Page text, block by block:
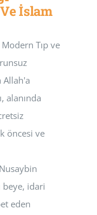
İslam
Tıp ve
Allah'a
alanında
öncesi ve
beye, idari
eden